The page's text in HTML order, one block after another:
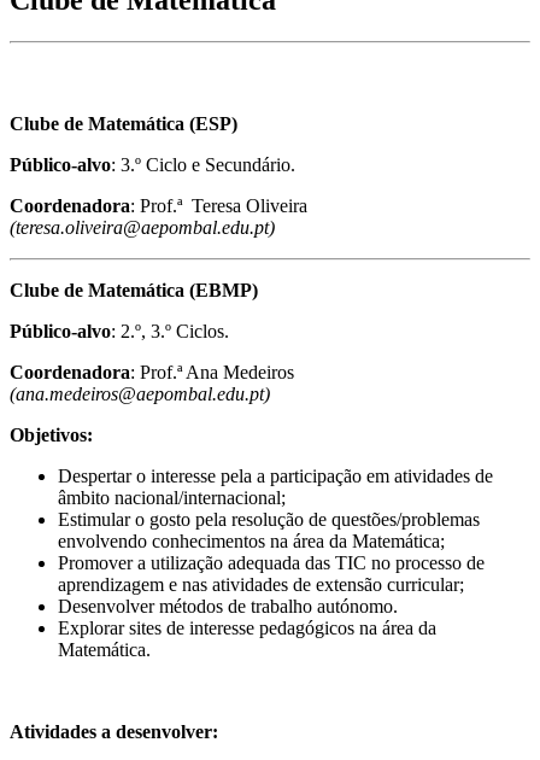
Clube de Matemática (ESP)
Público-alvo: 3.º Ciclo e Secundário.
Coordenadora: Prof.ª Teresa Oliveira
(teresa.oliveira@aepombal.edu.pt)
Clube de Matemática (EBMP)
Público-alvo: 2.º, 3.º Ciclos.
Coordenadora: Prof.ª Ana Medeiros
(ana.medeiros@aepombal.edu.pt)
Objetivos:
Despertar o interesse pela a participação em atividades de
âmbito nacional/internacional;
Estimular o gosto pela resolução de questões/problemas
envolvendo conhecimentos na área da Matemática;
Promover a utilização adequada das TIC no processo de
aprendizagem e nas atividades de extensão curricular;
Desenvolver métodos de trabalho autónomo.
Explorar sites de interesse pedagógicos na área da
Matemática.
Atividades a desenvolver: